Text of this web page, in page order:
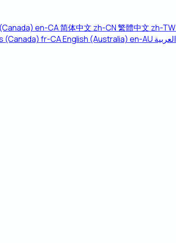
en-CA简体中文 zh-CN繁體中文 zh-TW
(Canada) fr-CAEnglish (Australia) en-AU العربية